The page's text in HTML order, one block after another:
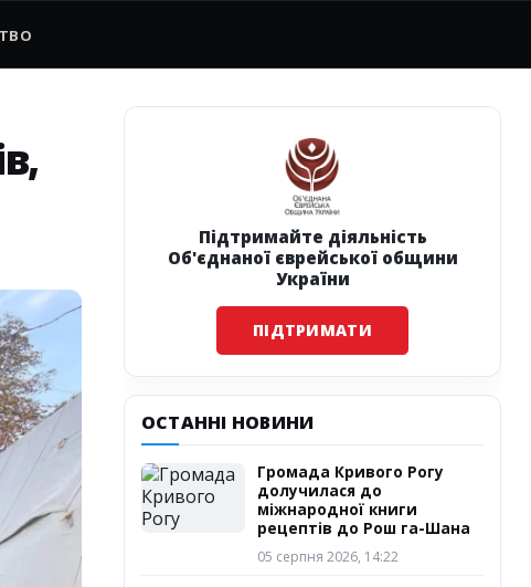
Підтримайте діяльність
Об'єднаної єврейської общини
України
ПІДТРИМАТИ
ОСТАННІ НОВИНИ
Громада Кривого Рогу
долучилася до
міжнародної книги
рецептів до Рош га-Шана
05 серпня 2026, 14:22